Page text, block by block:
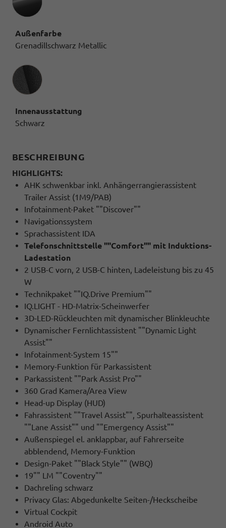
Außenfarbe
Grenadillschwarz Metallic
Innenausstattung
Innenausstattung
Schwarz
BESCHREIBUNG
HIGHLIGHTS:
AHK schwenkbar inkl. Anhängerrangierassistent
Trailer Assist (1M9/PAB)
Infotainment-Paket ""Discover""
Navigationssystem
Sprachassistent IDA
Telefonschnittstelle ""Comfort"" mit Induktions-
Ladestation
2 USB-C vorn, 2 USB-C hinten, Ladeleistung bis zu 45
W
Technikpaket ""IQ.Drive Premium""
IQ.LIGHT - HD-Matrix-Scheinwerfer
3D-LED-Rückleuchten mit dynamischer Blinkleuchte
Dynamischer Fernlichtassistent ""Dynamic Light
Assist""
Infotainment-System 15""
Memory-Funktion für Parkassistent
Parkassistent ""Park Assist Pro""
360 Grad Kamera/Area View
Head-up Display (HUD)
Fahrassistent ""Travel Assist"", Spurhalteassistent
""Lane Assist"" und ""Emergency Assist""
Außenspiegel el. anklappbar, auf Fahrerseite
abblendend, Memory-Funktion
Design-Paket ""Black Style"" (WBQ)
19"" LM ""Coventry""
Dachreling schwarz
Privacy Glas: Abgedunkelte Seiten-/Heckscheibe
Virtual Cockpit
Android Auto